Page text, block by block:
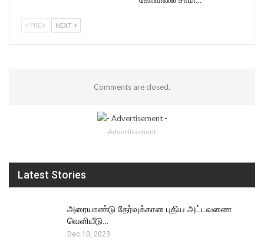
PREV NEXT
Comments are closed.
- Advertisement -
Latest Stories
அரையாண்டு தேர்வுக்கான புதிய அட்டவணை
வெளியீடு…
Dec 10, 2023